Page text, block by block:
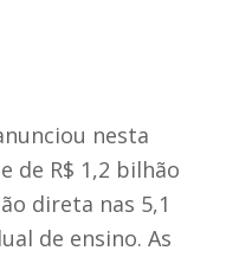
nesta
de R$ 1,2 bilhão
direta nas 5,1
de ensino. As